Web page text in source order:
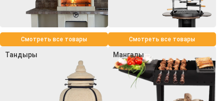
Смотреть все товары Смотреть все товары
Тандыры Мангалы